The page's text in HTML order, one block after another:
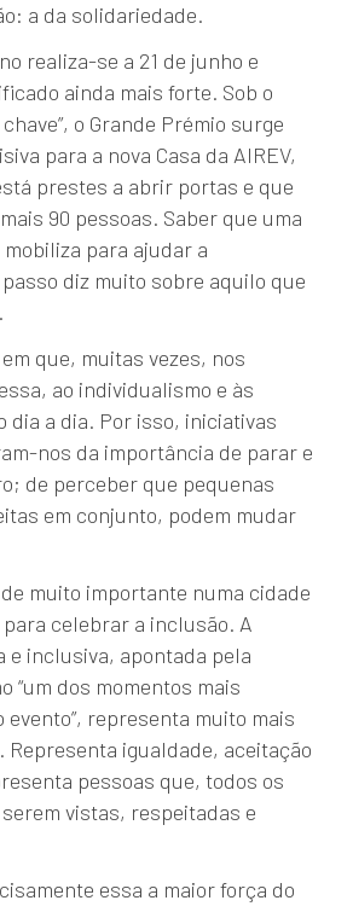
a da solidariedade.
realiza-se a 21 de junho e
ainda mais forte. Sob o
chave”, o Grande Prémio surge
para a nova Casa da AIREV,
prestes a abrir portas e que
90 pessoas. Saber que uma
para ajudar a
diz muito sobre aquilo que
que, muitas vezes, nos
ao individualismo e às
dia a dia. Por isso, iniciativas
nos da importância de parar e
de perceber que pequenas
em conjunto, podem mudar
muito importante numa cidade
celebrar a inclusão. A
e inclusiva, apontada pela
“um dos momentos mais
evento”, representa muito mais
Representa igualdade, aceitação
pessoas que, todos os
vistas, respeitadas e
essa a maior força do